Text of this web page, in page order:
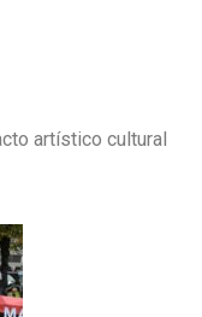
artístico cultural